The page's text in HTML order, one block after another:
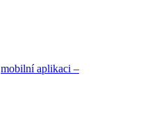
mobilní aplikaci –